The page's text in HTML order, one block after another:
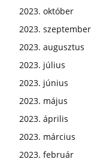
2023. október
2023. szeptember
2023. augusztus
2023. július
2023. június
2023. május
2023. április
2023. március
2023. február